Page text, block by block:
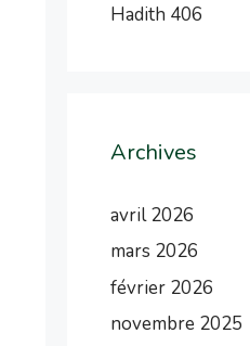
Hadith 406
Archives
avril 2026
mars 2026
février 2026
novembre 2025